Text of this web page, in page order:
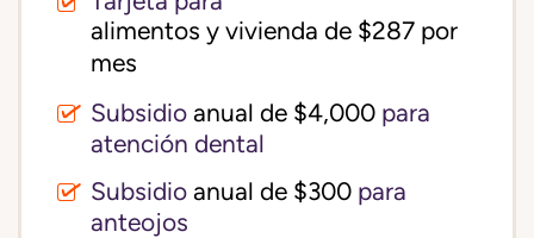
alimentos y vivienda de $287 por
mes
Subsidio anual de $4,000 para
atención dental
Subsidio anual de $300 para
anteojos